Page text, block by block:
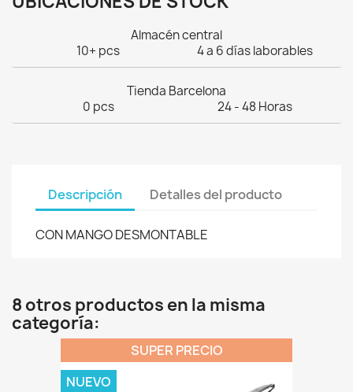
Almacén central
10+ pcs
4 a 6 días laborables
Tienda Barcelona
0 pcs
24 - 48 Horas
Descripción Detalles del producto
CON MANGO DESMONTABLE
8 otros productos en la misma
categoría:
SUPER PRECIO
NUEVO